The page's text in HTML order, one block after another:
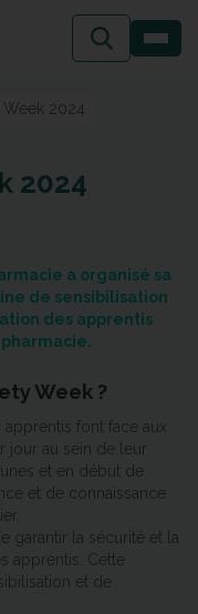
Week 2024
2024
a organisé sa
de sensibilisation
des apprentis
Week ?
font face aux
jour au sein de leur
et en début de
et de connaissance
garantir la sécurité et la
apprentis. Cette
et de